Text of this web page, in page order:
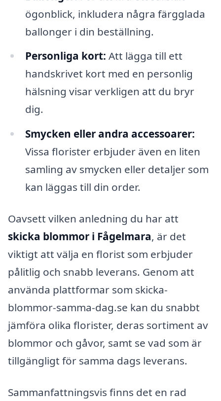
ögonblick, inkludera några färgglada
ballonger i din beställning.
Personliga kort: Att lägga till ett
handskrivet kort med en personlig
hälsning visar verkligen att du bryr
dig.
Smycken eller andra accessoarer:
Vissa florister erbjuder även en liten
samling av smycken eller detaljer som
kan läggas till din order.
Oavsett vilken anledning du har att
skicka blommor i Fågelmara, är det
viktigt att välja en florist som erbjuder
pålitlig och snabb leverans. Genom att
använda plattformar som skicka-
blommor-samma-dag.se kan du snabbt
jämföra olika florister, deras sortiment av
blommor och gåvor, samt se vad som är
tillgängligt för samma dags leverans.
Sammanfattningsvis finns det en rad